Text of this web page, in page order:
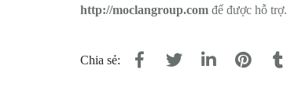
http://moclangroup.com để được hỗ trợ.
Chia sẻ: